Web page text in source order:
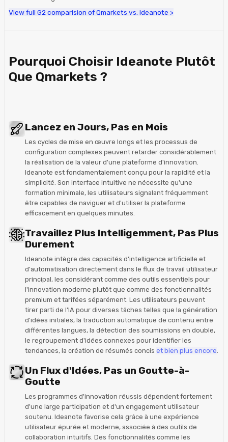
View full G2 comparision of Qmarkets vs. Ideanote >
Pourquoi Choisir Ideanote Plutôt
Que Qmarkets ?
Lancez en Jours, Pas en Mois
Les cycles de mise en œuvre longs et les processus de
configuration complexes peuvent retarder considérablement
la réalisation de la valeur d'une plateforme d'innovation.
Ideanote est fondamentalement conçu pour la rapidité et la
simplicité. Son interface intuitive ne nécessite qu'une
formation minimale, les utilisateurs signalant fréquemment
être capables de naviguer et d'utiliser la plateforme
efficacement en quelques minutes.
Travaillez Plus Intelligemment, Pas Plus
Durement
Ideanote intègre des capacités d'intelligence artificielle et
d'automatisation directement dans le flux de travail utilisateur
principal, les considérant comme des outils essentiels pour
l'innovation moderne plutôt que comme des fonctionnalités
premium et tarifées séparément. Les utilisateurs peuvent
tirer parti de l'IA pour diverses tâches telles que la génération
d'idées initiales, la traduction automatique de contenu entre
différentes langues, la détection des soumissions en double,
le regroupement d'idées connexes pour identifier les
tendances, la création de résumés concis et bien plus encore
Un Flux d'Idées, Pas un Goutte-à-
Goutte
Les programmes d'innovation réussis dépendent fortement
d'une large participation et d'un engagement utilisateur
soutenu. Ideanote favorise cela grâce à une expérience
utilisateur épurée et moderne, associée à des outils de
collaboration intuitifs. Des fonctionnalités comme les